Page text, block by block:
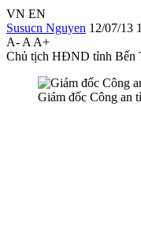
VN EN
Susucn Nguyen 12/07/13
A- A A+
Chủ tịch HĐND tỉnh Bến
Giám đốc Công an